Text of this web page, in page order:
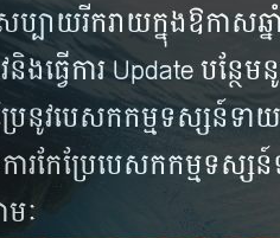
បាយ​រីក​រាយ​ក្នុង​ឱកាសឆ្ន
ធ្វើការ Update បន្ថែ
ប្រែ​នូវ​បេសក​កម្ម​ទស្សន៍​ទ
ារ​​កែ​​ប្រែ​​បេសកកម្ម​​​ទស្
ៈ​